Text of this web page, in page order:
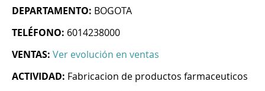
DEPARTAMENTO: BOGOTA
TELÉFONO: 6014238000
VENTAS: Ver evolución en ventas
ACTIVIDAD: Fabricacion de productos farmaceuticos